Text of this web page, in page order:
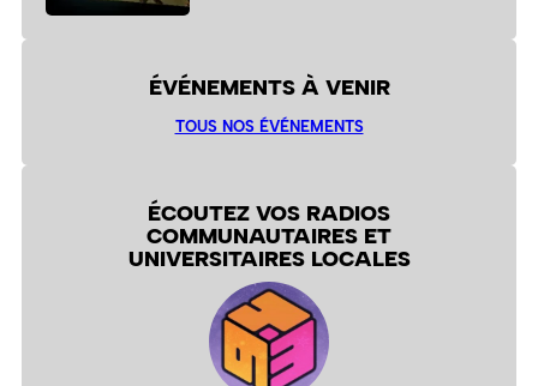
ÉVÉNEMENTS À VENIR
TOUS NOS ÉVÉNEMENTS
ÉCOUTEZ VOS RADIOS
COMMUNAUTAIRES ET
UNIVERSITAIRES LOCALES